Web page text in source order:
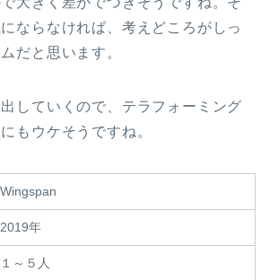
ならなければ、考えどころがしっ
だと思います。
していくので、テラフォーミング
もウケそうですね。
Wingspan
2019年
１～５人